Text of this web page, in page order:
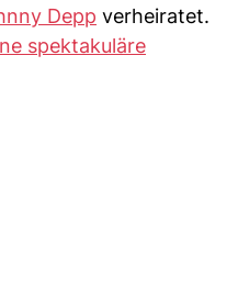
Depp verheiratet.
spektakuläre